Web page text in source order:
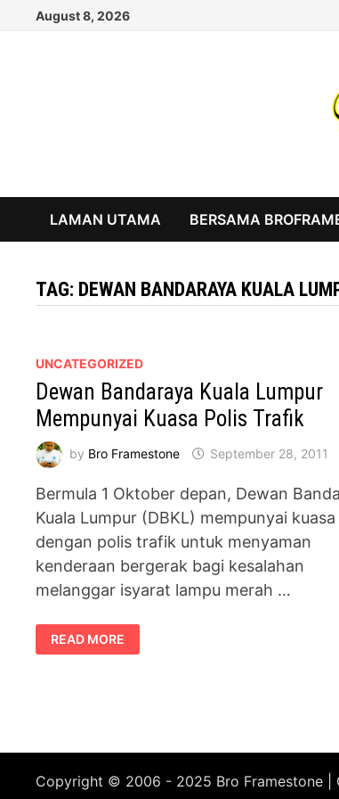
August 8, 2026
LAMAN UTAMA BERSAMA
TAG: DEWAN BANDARAYA KUALA
UNCATEGORIZED
Dewan Bandaraya Kuala Lumpur
Mempunyai Kuasa Polis Trafik
by Bro Framestone September 28, 2011
Bermula 1 Oktober depan, Dewan
Kuala Lumpur (DBKL) mempunyai kuasa
dengan polis trafik untuk menyaman
kenderaan bergerak bagi kesalahan
melanggar isyarat lampu merah …
DEWAN
BANDARAYA
KUALA
READ MORE
Copyright © 2006 - 2025 Bro Framestone |